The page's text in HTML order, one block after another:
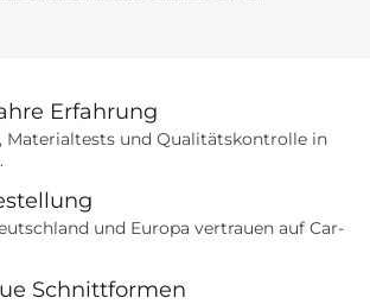
Erfahrung
Materialtests und Qualitätskontrolle in
und Europa vertrauen auf Car-
Schnittformen